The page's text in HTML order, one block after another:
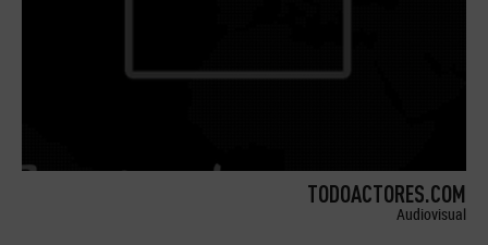
TODOACTORES.COM
Audiovisual